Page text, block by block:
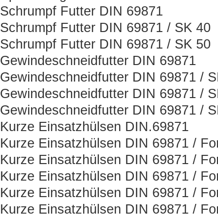
Schrumpf Futter DIN 69871
Schrumpf Futter DIN 69871 / SK 40
Schrumpf Futter DIN 69871 / SK 50
Gewindeschneidfutter DIN 69871
Gewindeschneidfutter DIN 69871 /
Gewindeschneidfutter DIN 69871 /
Gewindeschneidfutter DIN 69871 /
Kurze Einsatzhülsen DIN.69871
Kurze Einsatzhülsen DIN 69871 /
Kurze Einsatzhülsen DIN 69871 /
Kurze Einsatzhülsen DIN 69871 /
Kurze Einsatzhülsen DIN 69871 /
Kurze Einsatzhülsen DIN 69871 /